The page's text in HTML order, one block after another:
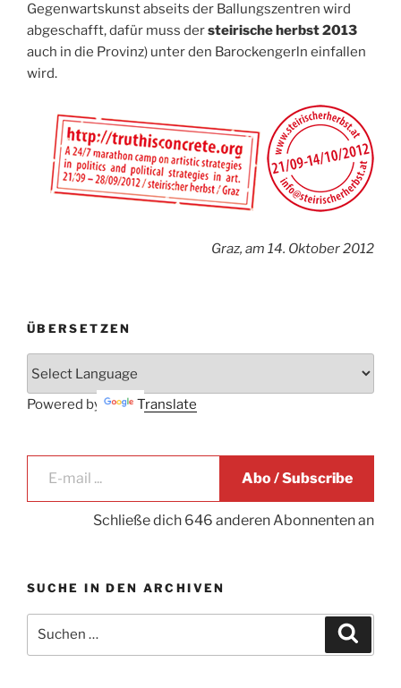
Gegenwartskunst abseits der Ballungszentren wird
abgeschafft, dafür muss dersteirische herbst 2013
auch in die Provinz) unter den Barockengerln einfallen
wird.
Graz, am 14. Oktober 2012
ÜBERSETZEN
Powered by Translate
E-mail ...
Abo / Subscribe
Schließe dich 646 anderen Abonnenten an
SUCHE IN DEN ARCHIVEN
nach: